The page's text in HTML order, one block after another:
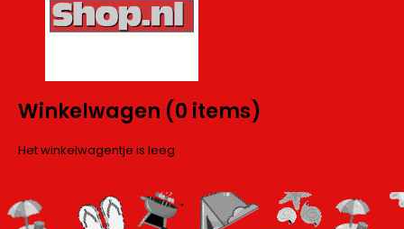
Winkelwagen (0 items)
Het winkelwagentje is leeg